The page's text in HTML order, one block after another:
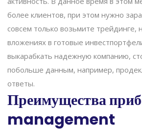
более клиентов, при этом нужно
совсем только возьмите трейдинге,
вложениях в готовые
выкарабкать надежную компанию,
побольше данным, например,
ответы.
Преимущества
management